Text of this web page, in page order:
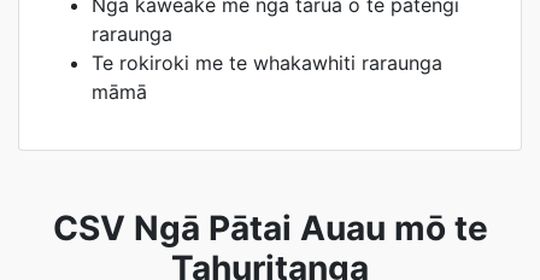
Ngā kaweake me ngā tārua o te pātengi
raraunga
Te rokiroki me te whakawhiti raraunga
māmā
CSV Ngā Pātai Auau mō te
Tahuritanga